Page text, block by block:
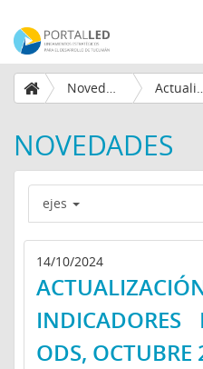
Novedades Actualización de
NOVEDADES
ejes
14/10/2024
ODS, OCTUBRE